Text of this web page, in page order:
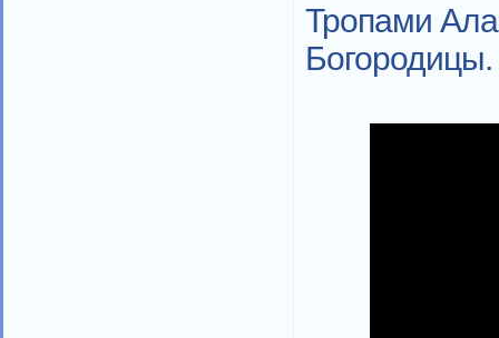
Тропами